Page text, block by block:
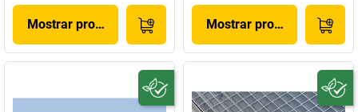
Mostrar produto Mostrar produto